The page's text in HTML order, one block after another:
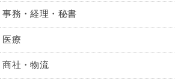
事務・経理・秘書
医療
商社・物流